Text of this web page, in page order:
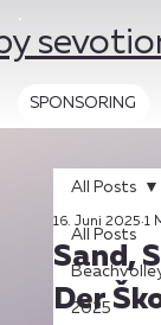
SPONSORING
All Posts
2025
All Posts
Sand,
Der
16. Juni 2025 1